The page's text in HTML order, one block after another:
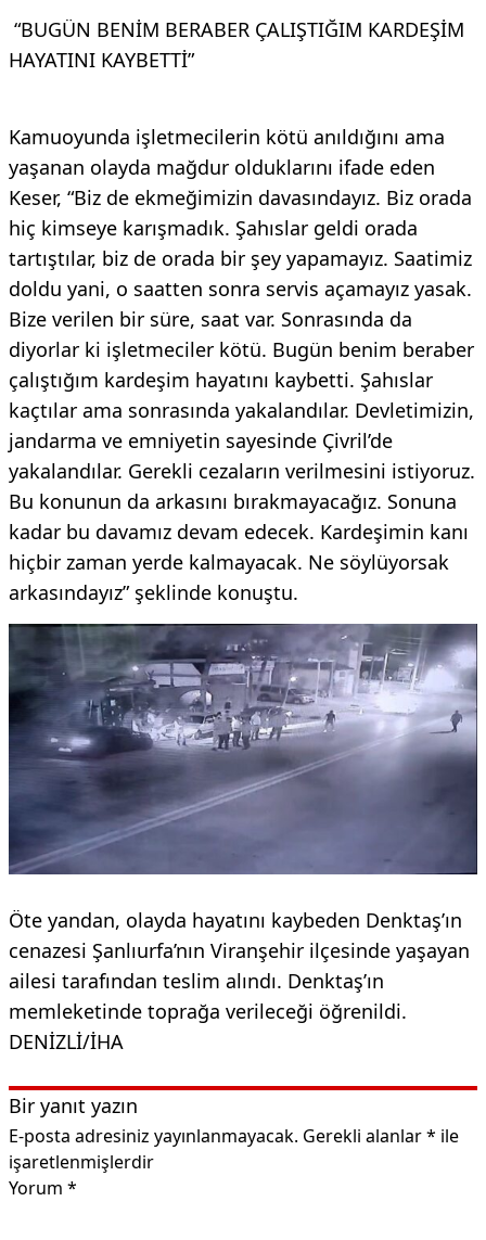
“BUGÜN BENİM BERABER ÇALIŞTIĞIM KARDEŞİM
HAYATINI KAYBETTİ”
Kamuoyunda işletmecilerin kötü anıldığını ama
yaşanan olayda mağdur olduklarını ifade eden
Keser, “Biz de ekmeğimizin davasındayız. Biz orada
hiç kimseye karışmadık. Şahıslar geldi orada
tartıştılar, biz de orada bir şey yapamayız. Saatimiz
doldu yani, o saatten sonra servis açamayız yasak.
Bize verilen bir süre, saat var. Sonrasında da
diyorlar ki işletmeciler kötü. Bugün benim beraber
çalıştığım kardeşim hayatını kaybetti. Şahıslar
kaçtılar ama sonrasında yakalandılar. Devletimizin,
jandarma ve emniyetin sayesinde Çivril’de
yakalandılar. Gerekli cezaların verilmesini istiyoruz.
Bu konunun da arkasını bırakmayacağız. Sonuna
kadar bu davamız devam edecek. Kardeşimin kanı
hiçbir zaman yerde kalmayacak. Ne söylüyorsak
arkasındayız” şeklinde konuştu.
Öte yandan, olayda hayatını kaybeden Denktaş’ın
cenazesi Şanlıurfa’nın Viranşehir ilçesinde yaşayan
ailesi tarafından teslim alındı. Denktaş’ın
memleketinde toprağa verileceği öğrenildi.
DENİZLİ/İHA
Bir yanıt yazın
E-posta adresiniz yayınlanmayacak. Gerekli alanlar* ile
işaretlenmişlerdir
Yorum *